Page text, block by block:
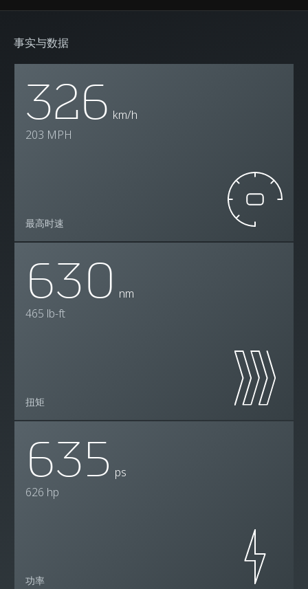
事实与数据
326 km/h
203 MPH
最高时速
630 nm
465 lb-ft
扭矩
635 ps
626 hp
功率